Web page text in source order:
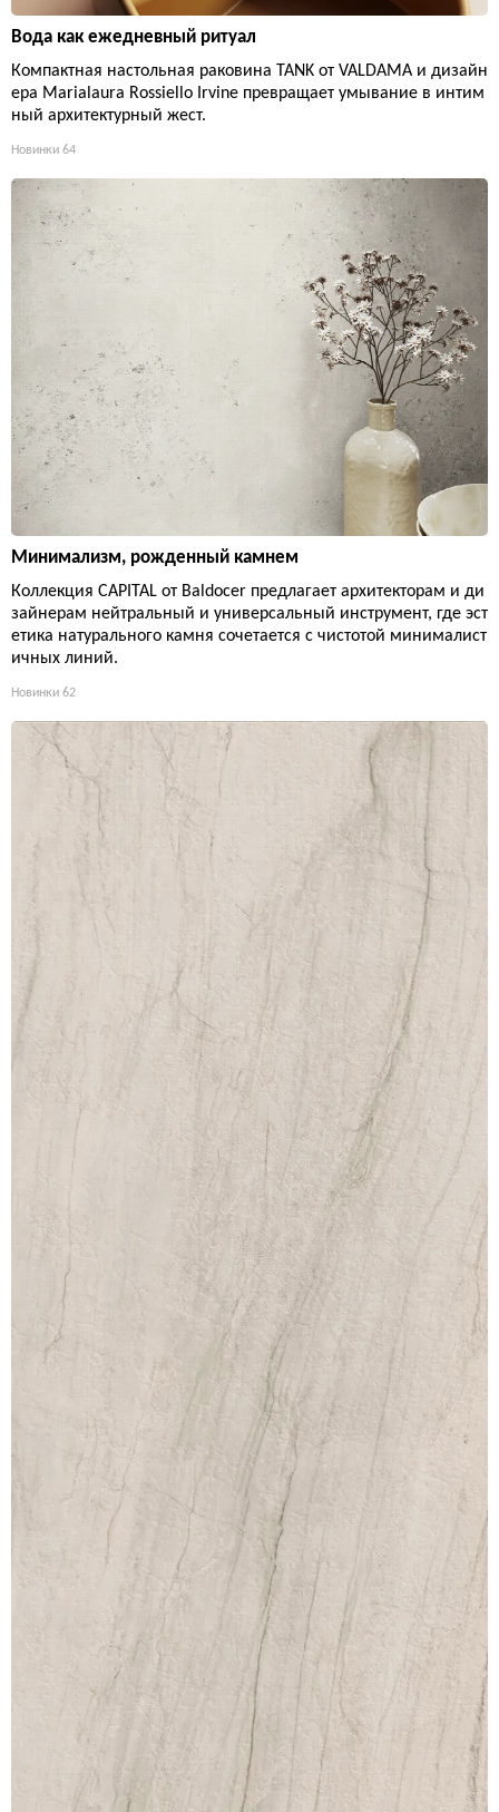
Вода как ежедневный ритуал
Компактная настольная раковина TANK от VALDAMA и дизайн
ера Marialaura Rossiello Irvine превращает умывание в интим
ный архитектурный жест.
Новинки 64
Минимализм, рожденный камнем
Коллекция CAPITAL от Baldocer предлагает архитекторам и ди
зайнерам нейтральный и универсальный инструмент, где эст
етика натурального камня сочетается с чистотой минималист
ичных линий.
Новинки 62